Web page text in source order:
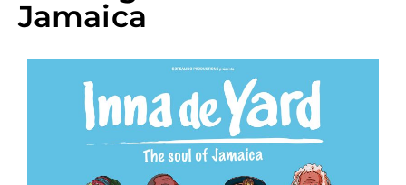
Jamaica